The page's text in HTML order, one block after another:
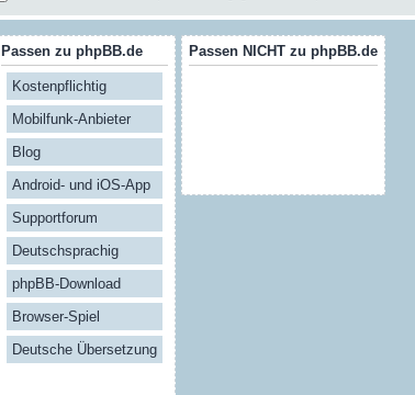
Passen zu phpBB.de
Kostenpflichtig
Mobilfunk-Anbieter
Blog
Android- und iOS-App
Supportforum
Deutschsprachig
phpBB-Download
Browser-Spiel
Deutsche Übersetzung
Passen NICHT zu phpBB.de